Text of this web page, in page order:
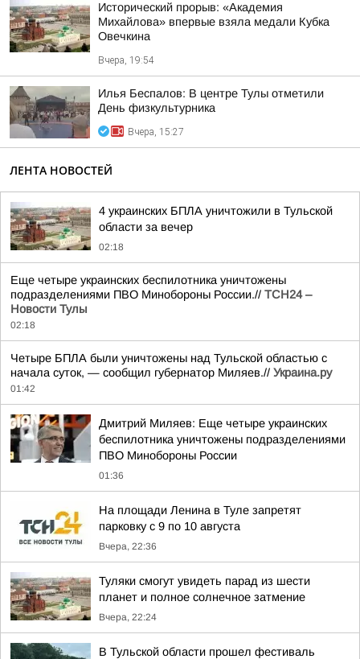
Исторический прорыв: «Академия
Михайлова» впервые взяла медали Кубка
Овечкина
Вчера, 19:54
Илья Беспалов: В центре Тулы отметили
День физкультурника
Вчера, 15:27
ЛЕНТА НОВОСТЕЙ
4 украинских БПЛА уничтожили в Тульской
области за вечер
02:18
Еще четыре украинских беспилотника уничтожены
подразделениями ПВО Минобороны России.// ТСН24 –
Новости Тулы
02:18
Четыре БПЛА были уничтожены над Тульской областью с
начала суток, — сообщил губернатор Миляев.// Украина.ру
01:42
Дмитрий Миляев: Еще четыре украинских
беспилотника уничтожены подразделениями
ПВО Минобороны России
01:36
На площади Ленина в Туле запретят
парковку с 9 по 10 августа
Вчера, 22:36
Туляки смогут увидеть парад из шести
планет и полное солнечное затмение
Вчера, 22:24
В Тульской области прошел фестиваль